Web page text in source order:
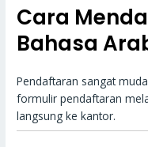
Cara
Bahasa
Pendaftaran sangat
formulir pendaftaran
langsung ke kantor.